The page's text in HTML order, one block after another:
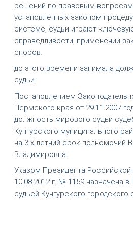
решений по правовым
установленных законом
системе, судьи играют
справедливости, применении
споров.
до этого времени занимала
судьи.
Постановлением
Пермского края от 29.11.2007
должность мирового судьи
Кунгурского муниципального
на 3-х летний срок полномочий
Владимировна.
Указом Президента
10.08.2012 г. № 1159 назначена
судьей Кунгурского городского